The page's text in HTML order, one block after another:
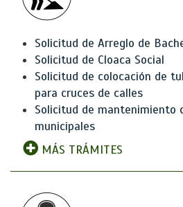
Solicitud de Arreglo de
Solicitud de Cloaca Social
Solicitud de colocación de
para cruces de calles
Solicitud de mantenimiento
municipales
MÁS TRÁMITES